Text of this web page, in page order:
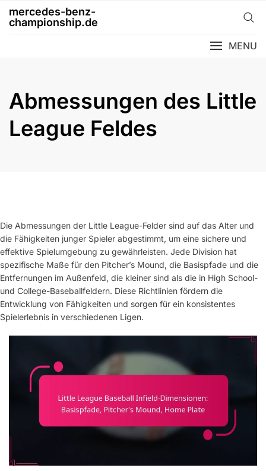
mercedes-benz-
championship.de
MENU
Abmessungen des Little
League Feldes
Die Abmessungen der Little League-Felder sind auf das Alter und
die Fähigkeiten junger Spieler abgestimmt, um eine sichere und
effektive Spielumgebung zu gewährleisten. Jede Division hat
spezifische Maße für den Pitcher’s Mound, die Basispfade und die
Entfernungen im Außenfeld, die kleiner sind als die in High School-
und College-Baseballfeldern. Diese Richtlinien fördern die
Entwicklung von Fähigkeiten und sorgen für ein konsistentes
Spielerlebnis in verschiedenen Ligen.